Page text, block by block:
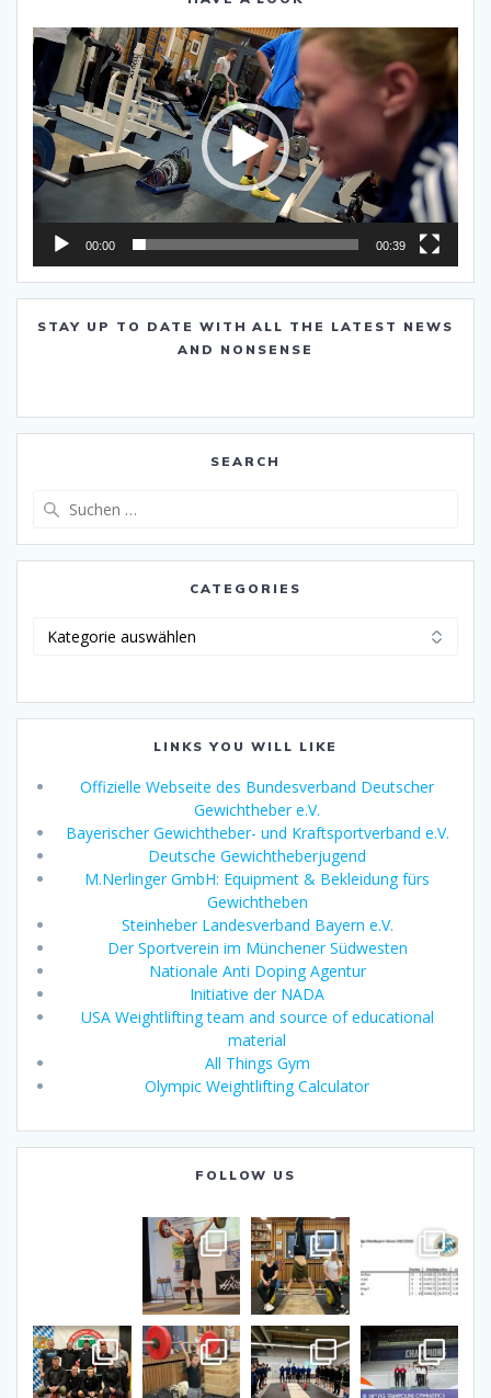
Video-
Player
00:00 00:39
STAY UP TO DATE WITH ALL THE LATEST NEWS
AND NONSENSE
SEARCH
CATEGORIES
LINKS YOU WILL LIKE
Offizielle Webseite des Bundesverband Deutscher
Gewichtheber e.V.
Bayerischer Gewichtheber- und Kraftsportverband e.V.
Deutsche Gewichtheberjugend
M.Nerlinger GmbH: Equipment & Bekleidung fürs
Gewichtheben
Steinheber Landesverband Bayern e.V.
Der Sportverein im Münchener Südwesten
Nationale Anti Doping Agentur
Initiative der NADA
USA Weightlifting team and source of educational
material
All Things Gym
Olympic Weightlifting Calculator
FOLLOW US